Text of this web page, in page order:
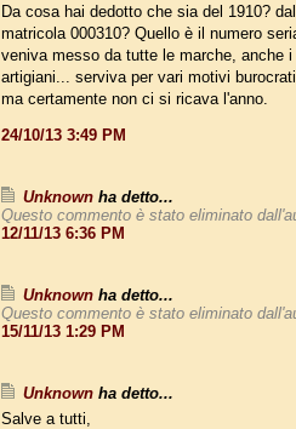
Da cosa hai dedotto che sia del 1910?
matricola 000310? Quello è il numero
veniva messo da tutte le marche, anche
artigiani... serviva per vari motivi
ma certamente non ci si ricava l'anno.
24/10/13 3:49 PM
Unknown ha detto...
Questo commento è stato eliminato
12/11/13 6:36 PM
Unknown ha detto...
Questo commento è stato eliminato
15/11/13 1:29 PM
Unknown ha detto...
Salve a tutti,